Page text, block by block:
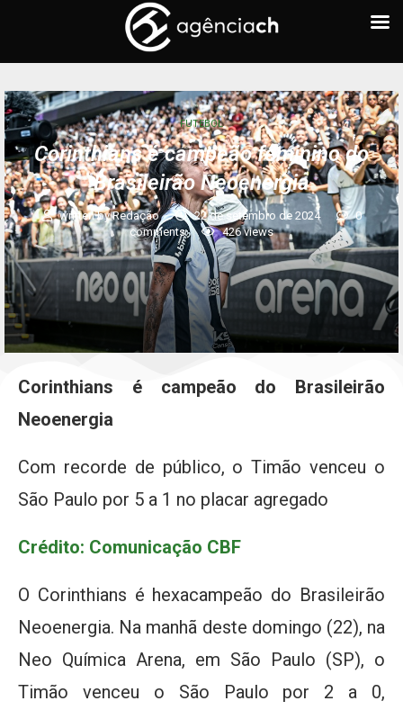
FUTEBOL
Corinthians é campeão feminino do
Brasileirão Neoenergia
written byRedação 22 de setembro de 2024
0
comments
426views
Corinthians é campeão do Brasileirão
Neoenergia
Com recorde de público, o Timão venceu o
São Paulo por 5 a 1 no placar agregado
Crédito: Comunicação CBF
O Corinthians é hexacampeão do Brasileirão
Neoenergia. Na manhã deste domingo (22), na
Neo Química Arena, em São Paulo (SP), o
Timão venceu o São Paulo por 2 a 0,